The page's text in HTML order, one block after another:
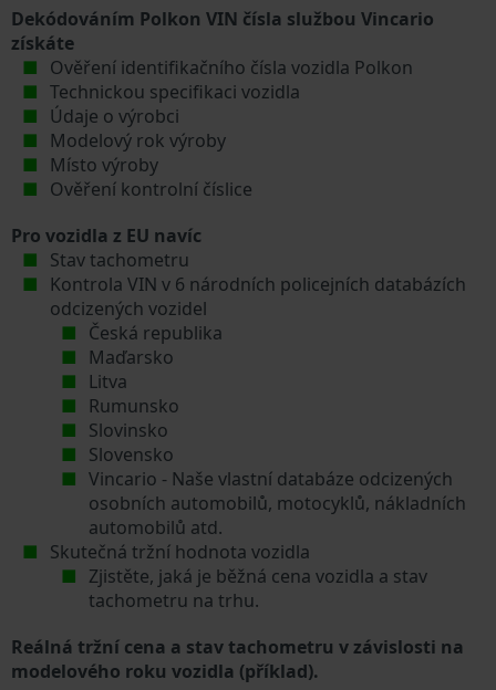
Dekódováním Polkon VIN čísla službou Vincario
získáte
Ověření identifikačního čísla vozidla Polkon
Technickou specifikaci vozidla
Údaje o výrobci
Modelový rok výroby
Místo výroby
Ověření kontrolní číslice
Pro vozidla z EU navíc
Stav tachometru
Kontrola VIN v 6 národních policejních databázích
odcizených vozidel
Česká republika
Maďarsko
Litva
Rumunsko
Slovinsko
Slovensko
Vincario - Naše vlastní databáze odcizených
osobních automobilů, motocyklů, nákladních
automobilů atd.
Skutečná tržní hodnota vozidla
Zjistěte, jaká je běžná cena vozidla a stav
tachometru na trhu.
Reálná tržní cena a stav tachometru v závislosti na
modelového roku vozidla (příklad).